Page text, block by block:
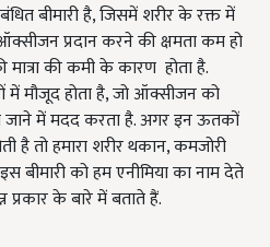
बीमारी है,जिसमें शरीर के रक्त में
प्रदान करने की क्षमता कम हो
मात्रा की कमी के कारण होता है.
में मौजूद होता है,जो ऑक्सीजन को
में मदद करता है. अगर इन ऊतकों
तो हमारा शरीर थकान,कमजोरी
को हम एनीमिया का नाम देते
के बारे में बताते हैं.